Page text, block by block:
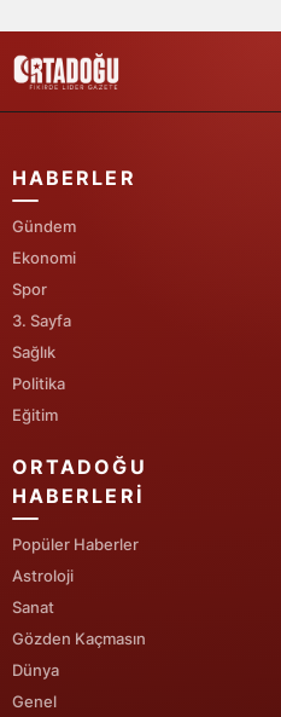
HABERLER
Gündem
Ekonomi
Spor
3. Sayfa
Sağlık
Politika
Eğitim
ORTADOĞU
HABERLERI
Popüler Haberler
Astroloji
Sanat
Gözden Kaçmasın
Dünya
Genel